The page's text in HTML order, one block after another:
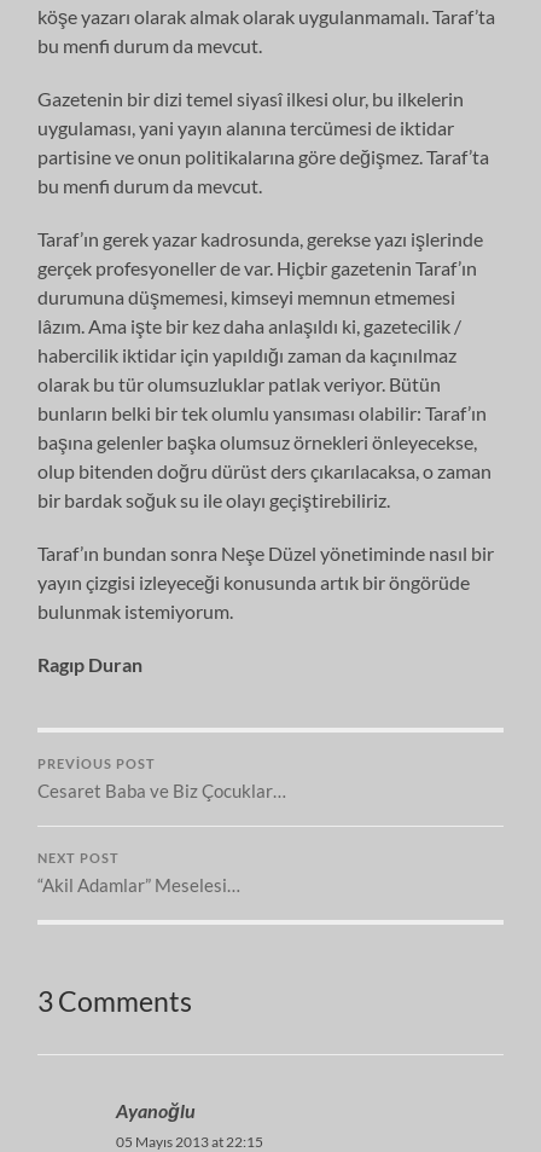
köşe yazarı olarak almak olarak uygulanmamalı. Taraf’ta
bu menfi durum da mevcut.
Gazetenin bir dizi temel siyasî ilkesi olur, bu ilkelerin
uygulaması, yani yayın alanına tercümesi de iktidar
partisine ve onun politikalarına göre değişmez. Taraf’ta
bu menfi durum da mevcut.
Taraf’ın gerek yazar kadrosunda, gerekse yazı işlerinde
gerçek profesyoneller de var. Hiçbir gazetenin Taraf’ın
durumuna düşmemesi, kimseyi memnun etmemesi
lâzım. Ama işte bir kez daha anlaşıldı ki, gazetecilik /
habercilik iktidar için yapıldığı zaman da kaçınılmaz
olarak bu tür olumsuzluklar patlak veriyor. Bütün
bunların belki bir tek olumlu yansıması olabilir: Taraf’ın
başına gelenler başka olumsuz örnekleri önleyecekse,
olup bitenden doğru dürüst ders çıkarılacaksa, o zaman
bir bardak soğuk su ile olayı geçiştirebiliriz.
Taraf’ın bundan sonra Neşe Düzel yönetiminde nasıl bir
yayın çizgisi izleyeceği konusunda artık bir öngörüde
bulunmak istemiyorum.
Ragıp Duran
PREVIOUS POST
Cesaret Baba ve Biz Çocuklar…
NEXT POST
“Akil Adamlar” Meselesi…
3 Comments
Ayanoğlu
05 Mayıs 2013 at 22:15